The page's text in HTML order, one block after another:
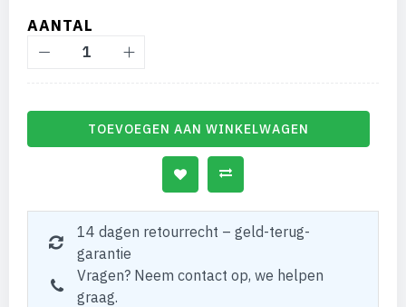
AANTAL
TOEVOEGEN AAN WINKELWAGEN
14 dagen retourrecht – geld-terug-
garantie
Vragen? Neem contact op, we helpen
graag.